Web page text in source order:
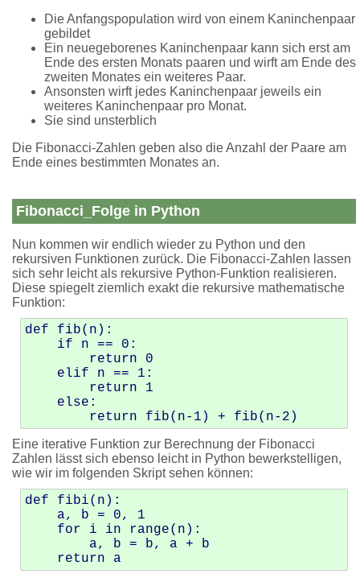
Die Anfangspopulation wird von einem Kaninchenpaar
gebildet
Ein neuegeborenes Kaninchenpaar kann sich erst am
Ende des ersten Monats paaren und wirft am Ende des
zweiten Monates ein weiteres Paar.
Ansonsten wirft jedes Kaninchenpaar jeweils ein
weiteres Kaninchenpaar pro Monat.
Sie sind unsterblich
Die Fibonacci-Zahlen geben also die Anzahl der Paare am
Ende eines bestimmten Monates an.
Fibonacci_Folge in Python
Nun kommen wir endlich wieder zu Python und den
rekursiven Funktionen zurück. Die Fibonacci-Zahlen lassen
sich sehr leicht als rekursive Python-Funktion realisieren.
Diese spiegelt ziemlich exakt die rekursive mathematische
Funktion:
def fib(n):
Eine iterative Funktion zur Berechnung der Fibonacci
Zahlen lässt sich ebenso leicht in Python bewerkstelligen,
wie wir im folgenden Skript sehen können:
def fibi(n):